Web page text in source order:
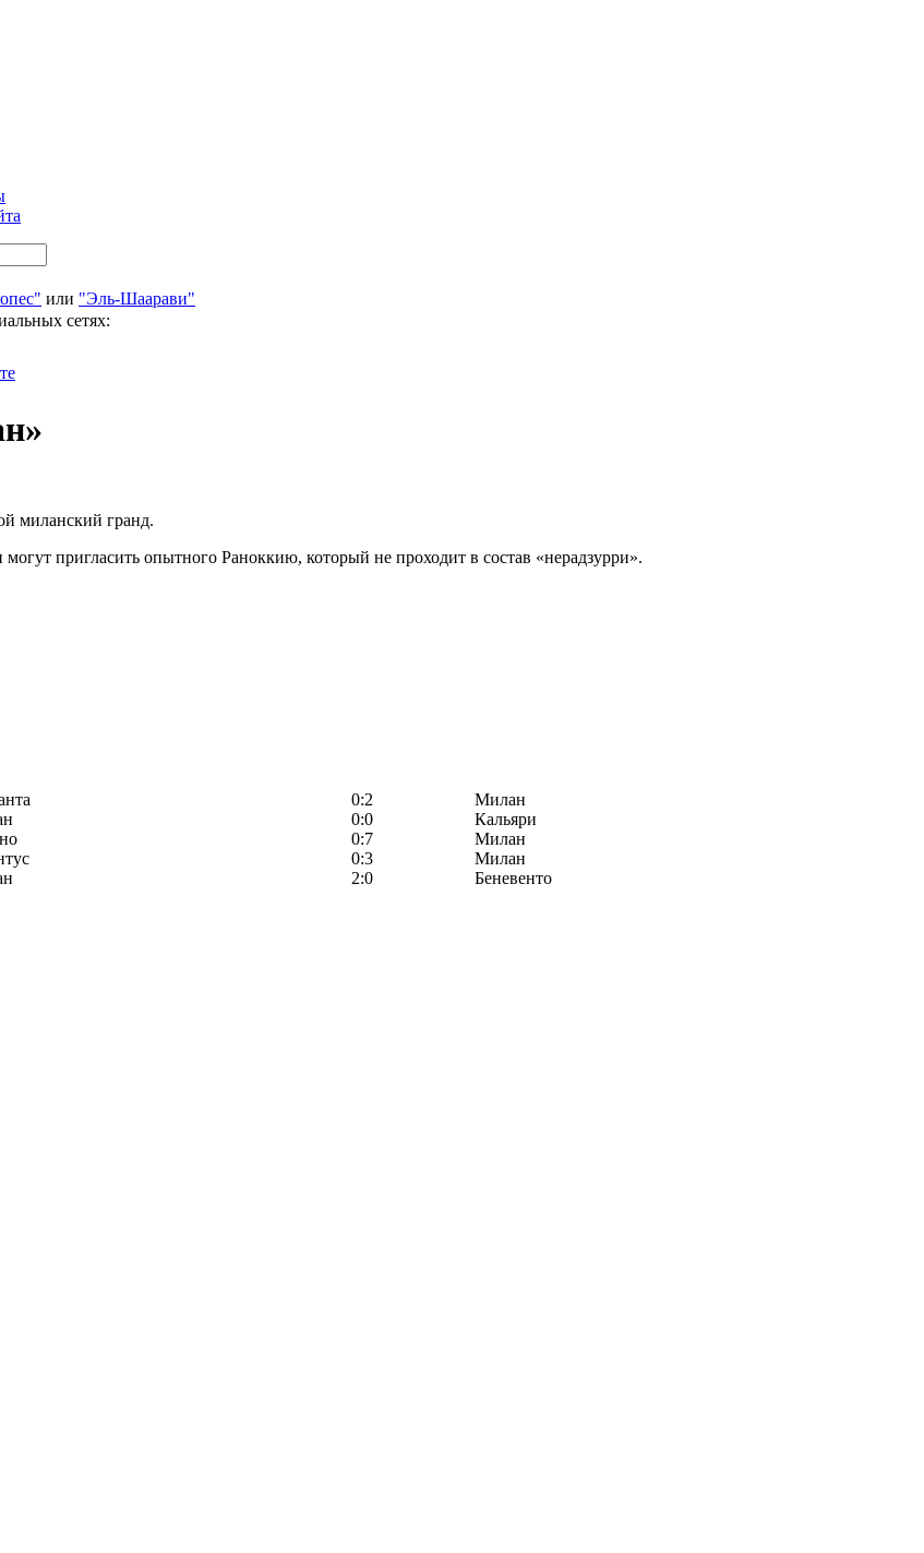
или "Эль-Шаарави"
сетях:
миланский гранд.
пригласить опытного Раноккию, который не проходит в состав «нерадзурри».
0:2
Милан
0:0
Кальяри
0:7
Милан
0:3
Милан
2:0
Беневенто